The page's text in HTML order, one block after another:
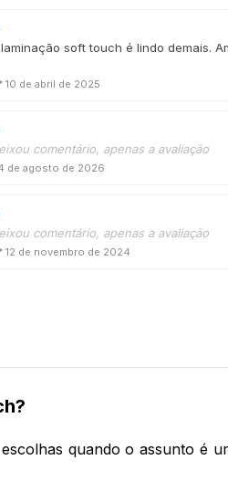
soft touch é lindo demais.
10 de abril de 2025
comentário, apenas a avaliação
de agosto de 2026
comentário, apenas a avaliação
12 de novembro de 2024
quando o assunto é